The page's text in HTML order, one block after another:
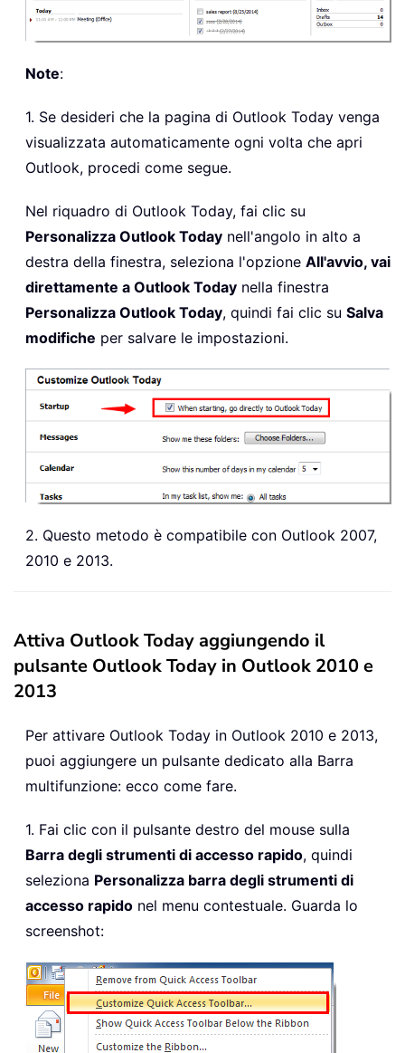
Note:
1. Se desideri che la pagina di Outlook Today venga
visualizzata automaticamente ogni volta che apri
Outlook, procedi come segue.
Nel riquadro di Outlook Today, fai clic su
Personalizza Outlook Today nell'angolo in alto a
destra della finestra, seleziona l'opzione All'avvio, vai
direttamente a Outlook Today nella finestra
Personalizza Outlook Today, quindi fai clic su Salva
modifiche per salvare le impostazioni.
2. Questo metodo è compatibile con Outlook 2007,
2010 e 2013.
Attiva Outlook Today aggiungendo il
pulsante Outlook Today in Outlook 2010 e
2013
Per attivare Outlook Today in Outlook 2010 e 2013,
puoi aggiungere un pulsante dedicato alla Barra
multifunzione: ecco come fare.
1. Fai clic con il pulsante destro del mouse sulla
Barra degli strumenti di accesso rapido, quindi
seleziona Personalizza barra degli strumenti di
accesso rapido nel menu contestuale. Guarda lo
screenshot: